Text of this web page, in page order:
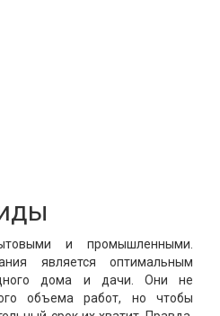
и промышленными.
является оптимальным
дома и дачи. Они не
объема работ, но чтобы